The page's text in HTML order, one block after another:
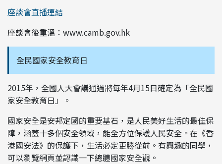
座談會直播連結
座談會後重溫：www.camb.gov.hk
全民國家安全教育日
2015年，全國人大會議通過將每年4月15日確定為「全民國
家安全教育日」。
國家安全是安邦定國的重要基石，是人民美好生活的最佳保
障，涵蓋十多個安全領域，能全方位保護人民安全。在《香
港國安法》的保護下，生活必定更勝從前。有興趣的同學，
可以瀏覽網頁並認識一下總體國家安全觀。